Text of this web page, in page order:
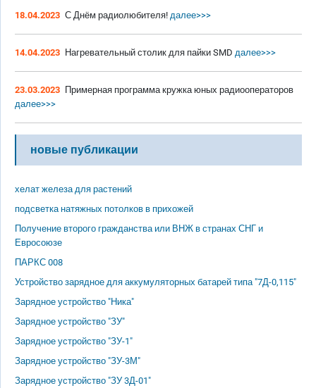
18.04.2023 С Днём радиолюбителя! далее>>>
14.04.2023 Нагревательный столик для пайки SMD далее>>>
23.03.2023 Примерная программа кружка юных радиооператоров
далее>>>
новые публикации
хелат железа для растений
подсветка натяжных потолков в прихожей
Получение второго гражданства или ВНЖ в странах СНГ и
Евросоюзе
ПАРКС 008
Устройство зарядное для аккумуляторных батарей типа "7Д-0,115"
Зарядное устройство "Ника"
Зарядное устройство "ЗУ"
Зарядное устройство "ЗУ-1"
Зарядное устройство "ЗУ-3М"
Зарядное устройство "ЗУ 3Д-01"